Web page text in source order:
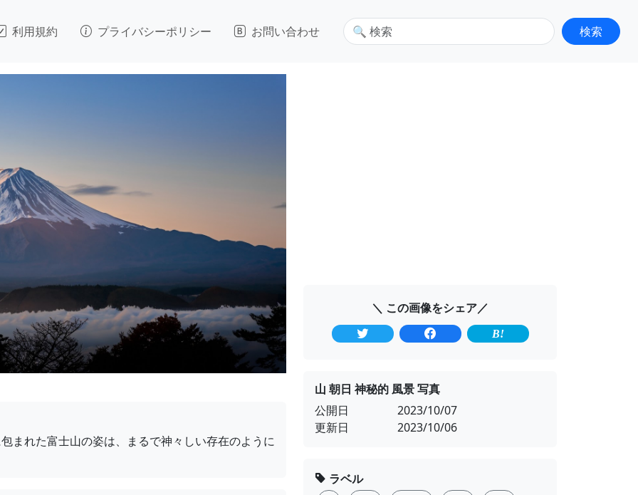
利用規約 プライバシーポリシー お問い合わせ
まれた富士山の姿は、まるで神々しい存在のように
＼ この画像をシェア／
山 朝日 神秘的 風景 写真
公開日
2023/10/07
更新日
2023/10/06
ラベル